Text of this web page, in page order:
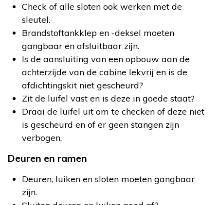
Check of alle sloten ook werken met de
sleutel.
Brandstoftankklep en -deksel moeten
gangbaar en afsluitbaar zijn.
Is de aansluiting van een opbouw aan de
achterzijde van de cabine lekvrij en is de
afdichtingskit niet gescheurd?
Zit de luifel vast en is deze in goede staat?
Draai de luifel uit om te checken of deze niet
is gescheurd en of er geen stangen zijn
verbogen.
Deuren en ramen
Deuren, luiken en sloten moeten gangbaar
zijn.